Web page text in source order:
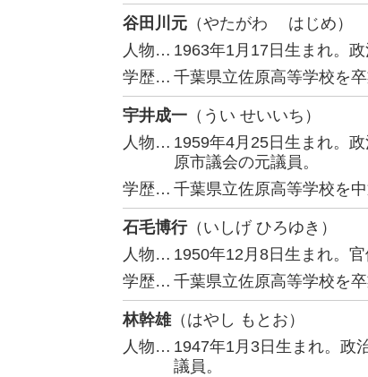
谷田川元 （やたがわ はじめ）
人物… 1963年1月17日生まれ。政
学歴… 千葉県立佐原高等学校を
宇井成一 （うい せいいち）
人物… 1959年4月25日生まれ。
原市議会の元議員。
学歴… 千葉県立佐原高等学校を
石毛博行（いしげ ひろゆき）
人物… 1950年12月8日生まれ。
学歴… 千葉県立佐原高等学校を
林幹雄（はやし もとお）
人物… 1947年1月3日生まれ。政
議員。